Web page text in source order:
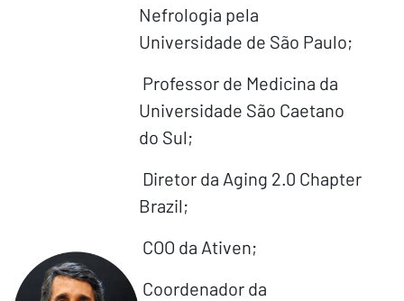
Nefrologia pela
Universidade de São Paulo;
Professor de Medicina da
Universidade São Caetano
do Sul;
Diretor da Aging 2.0 Chapter
Brazil;
COO da Ativen;
Coordenador da